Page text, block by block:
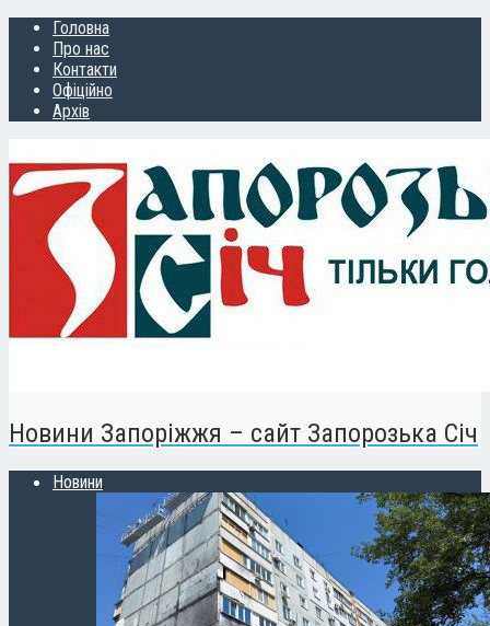
Головна
Про нас
Контакти
Офіційно
Архів
Новини Запоріжжя – сайт Запорозька Січ
Новини